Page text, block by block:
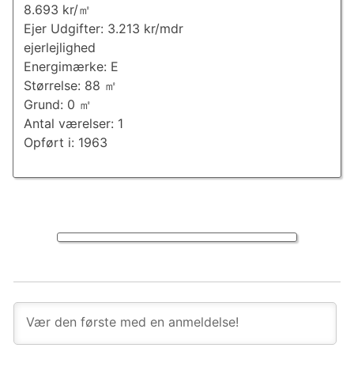
8.693 kr/㎡
Ejer Udgifter: 3.213 kr/mdr
ejerlejlighed
Energimærke: E
Størrelse: 88 ㎡
Grund: 0 ㎡
Antal værelser: 1
Opført i: 1963